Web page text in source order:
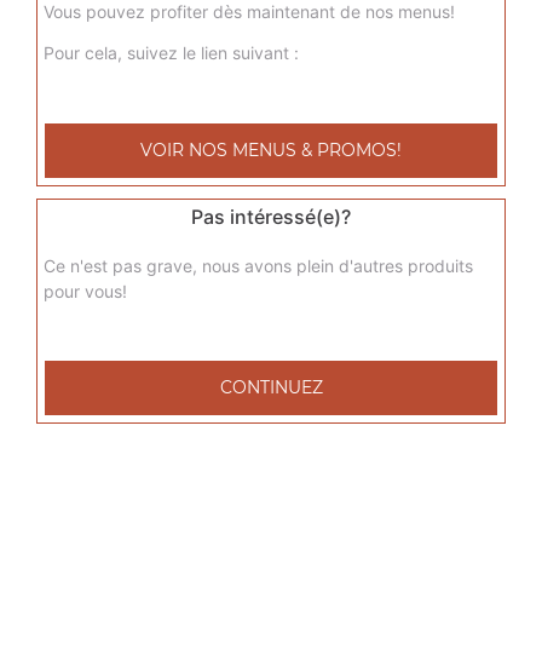
Vous pouvez profiter dès maintenant de nos menus!
Pour cela, suivez le lien suivant :
VOIR NOS MENUS & PROMOS!
Pas intéressé(e)?
Ce n'est pas grave, nous avons plein d'autres produits
pour vous!
CONTINUEZ